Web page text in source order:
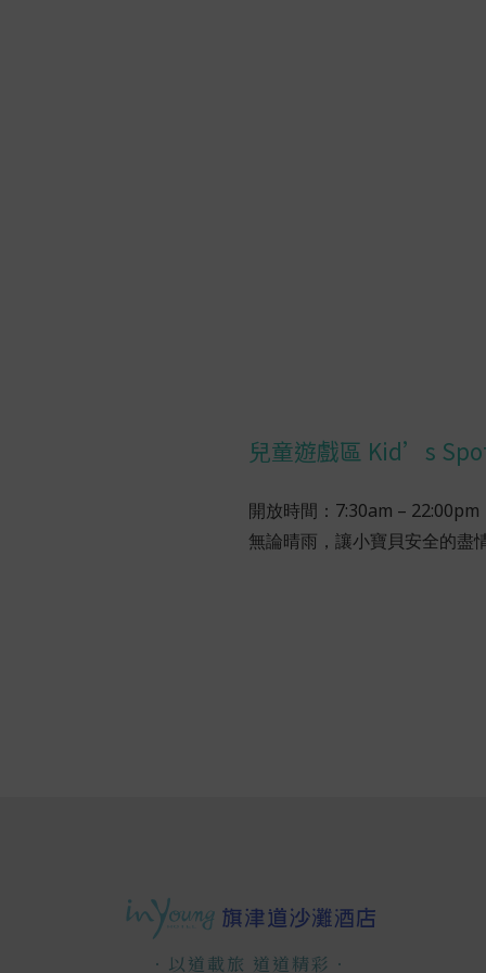
兒童遊戲區 Kid’s
開放時間：7:30am – 22:00pm
無論晴雨，讓小寶貝安全的盡
．以道載旅 道道精彩．